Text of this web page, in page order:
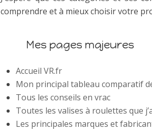
comprendre et à mieux choisir votre
Mes pages majeures
Accueil VR.fr
Mon principal tableau comparatif
Tous les conseils en vrac
Toutes les valises à roulettes que
Les principales marques et